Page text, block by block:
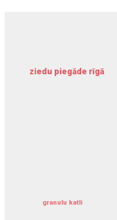
ziedu piegāde rīgā
granulu katli